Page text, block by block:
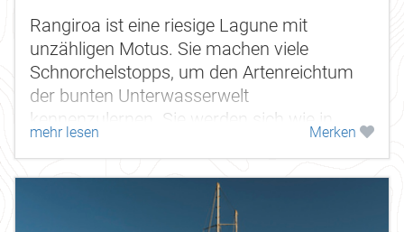
Rangiroa ist eine riesige Lagune mit
unzähligen Motus. Sie machen viele
Schnorchelstopps, um den Artenreichtum
der bunten Unterwasserwelt
kennenzulernen. Sie werden sich wie in
einem Aquarium fühlen.
mehr lesen Merken